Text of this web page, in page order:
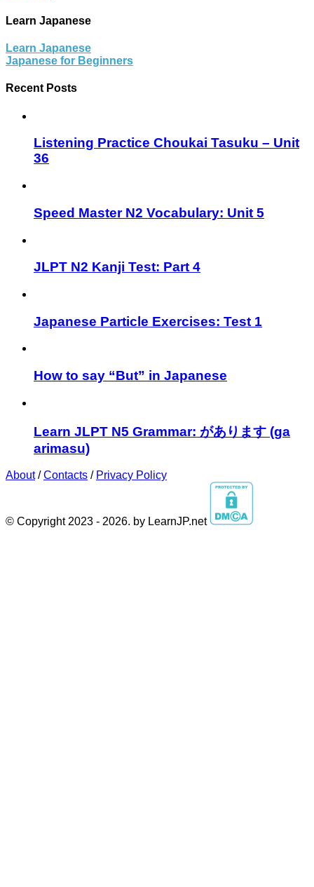
Learn Japanese
Learn Japanese
Japanese for Beginners
Recent Posts
Listening Practice Choukai Tasuku – Unit
36
Speed Master N2 Vocabulary: Unit 5
JLPT N2 Kanji Test: Part 4
Japanese Particle Exercises: Test 1
How to say “But” in Japanese
Learn JLPT N5 Grammar: があります (ga
arimasu)
About/Contacts / Privacy Policy
© Copyright 2023 - 2026. by LearnJP.net